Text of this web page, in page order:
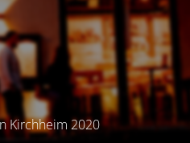
Kirchheim 2020